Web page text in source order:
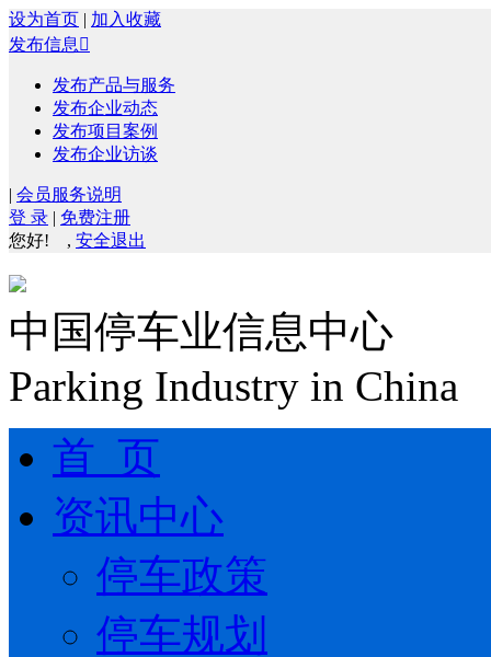
设为首页 | 加入收藏
发布信息 
发布产品与服务
发布企业动态
发布项目案例
发布企业访谈
| 会员服务说明
登 录 | 免费注册
您好!
, 安全退出
中国停车业信息中心
Parking Industry in China
首 页
资讯中心
停车政策
停车规划